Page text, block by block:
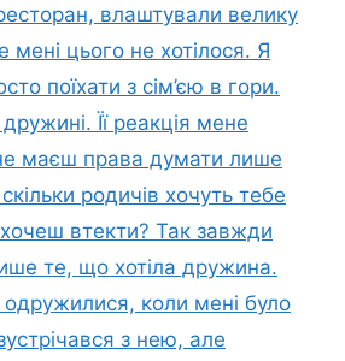
влаштували велику
мені цього не хотілося. Я
поїхати з сім’єю в гори.
Її реакція мене
маєш права думати лише
родичів хочуть тебе
втекти? Так завжди
те, що хотіла дружина.
коли мені було
з нею, але